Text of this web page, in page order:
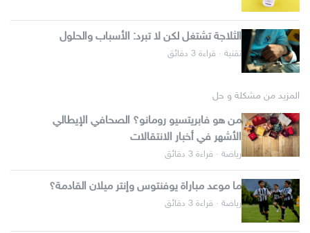
الثلاجة تشتغل لكن لا تبرد: الأسباب والحلول
تقنية · قراءة 3 دقائق
المزيد من مشكلة و حل
من هو فابريتسيو رومانو؟ الصحافي الإيطالي
الأشهر في أخبار الانتقالات
رياضة · قراءة 3 دقائق
ما موعد مباراة يوفنتوس وإنتر ميلان القادمة؟
رياضة · قراءة 3 دقائق